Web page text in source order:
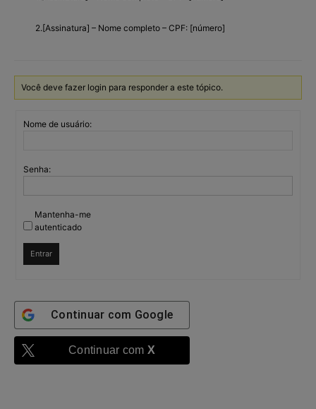
2.[Assinatura] – Nome completo – CPF: [número]
Você deve fazer login para responder a este tópico.
Nome de usuário:
Senha:
Mantenha-me
autenticado
Entrar
Continuar com Google
Continuar com X